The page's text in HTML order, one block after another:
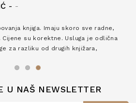
- -
knjiga. Imaju skoro sve radne,
Cijene su korektne. Usluga je odlična
za razliku od drugih knjižara,
U NAŠ NEWSLETTER